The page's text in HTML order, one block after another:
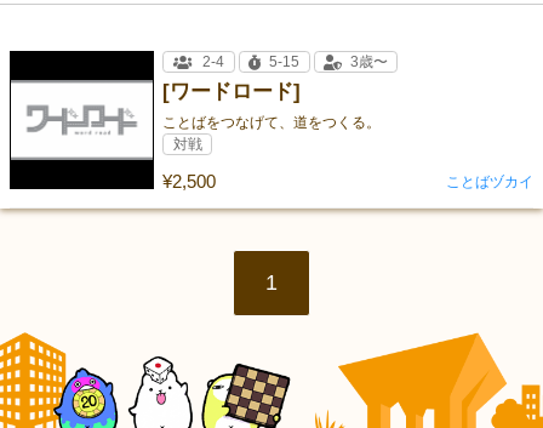
[ワードロード]
ことばをつなげて、道をつくる。
¥2,500
2-4 5-15 3歳〜
対戦
ことばヅカイ
1